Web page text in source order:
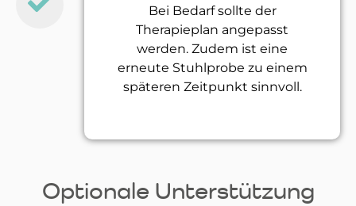
Bei Bedarf sollte der
Therapieplan angepasst
werden. Zudem ist eine
erneute Stuhlprobe zu einem
späteren Zeitpunkt sinnvoll.
Optionale Unterstützung